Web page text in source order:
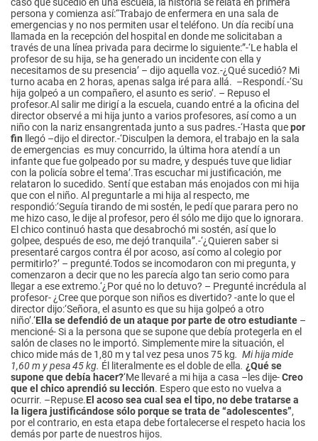
persona y comienza así:“Trabajo de enfermera en una sala de
emergencias y no nos permiten usar el teléfono. Un día recibí una
llamada en la recepción del hospital en donde me solicitaban a
través de una línea privada para decirme lo siguiente:”-‘Le habla el
profesor de su hija, se ha generado un incidente con ella y
necesitamos de su presencia’ – dijo aquella voz.-¿Qué sucedió? Mi
turno acaba en 2 horas, apenas salga iré para allá. –Respondí.-‘Su
hija golpeó a un compañero, el asunto es serio’. – Repuso el
profesor.Al salir me dirigí a la escuela, cuando entré a la oficina del
director observé a mi hija junto a varios profesores, así como a un
niño con la nariz ensangrentada junto a sus padres.-‘Hasta quepor
fin llegó –dijo el director.-‘Disculpen la demora, el trabajo en la sala
de emergencias es muy concurrido, la última hora atendí a un
infante que fue golpeado por su madre, y después tuve que lidiar
con la policía sobre el tema’.Tras escuchar mi justificación, me
relataron lo sucedido. Sentí que estaban más enojados con mi hija
que con el niño. Al preguntarle a mi hija al respecto, me
respondió:‘Seguía tirando de mi sostén, le pedí que parara pero no
me hizo caso, le dije al profesor, pero él sólo me dijo que lo ignorara.
El chico continuó hasta que desabrochó mi sostén, así que lo
golpee, después de eso, me dejó tranquila”.-‘¿Quieren saber si
presentaré cargos contra él por acoso, así como al colegio por
permitirlo?’ – pregunté.Todos se incomodaron con mi pregunta, y
comenzaron a decir que no les parecía algo tan serio como para
llegar a ese extremo.‘¿Por qué no lo detuvo? – Pregunté incrédula al
profesor- ¿Cree que porque son niños es divertido? -ante lo que el
director dijo:‘Señora, el asunto es que su hija golpeó a otro
niño’.‘Ella se defendió de un ataque por parte de otro estudiante –
mencioné- Si a la persona que se supone que debía protegerla en el
salón de clases no le importó. Simplemente mire la situación, el
chico mide más de 1,80 m y tal vez pesa unos 75 kg. Mi hija mide
1,60 m y pesa 45 kg. Él literalmente es el doble de ella. ¿Qué se
supone que debía hacer?‘Me llevaré a mi hija a casa –les dije-Creo
que el chico aprendió su lección. Espero que esto no vuelva a
ocurrir. –Repuse.El acoso sea cual sea el tipo, no debe tratarse a
la ligera justificándose sólo porque se trata de “adolescentes”,
por el contrario, en esta etapa debe fortalecerse el respeto hacia los
demás por parte de nuestros hijos.